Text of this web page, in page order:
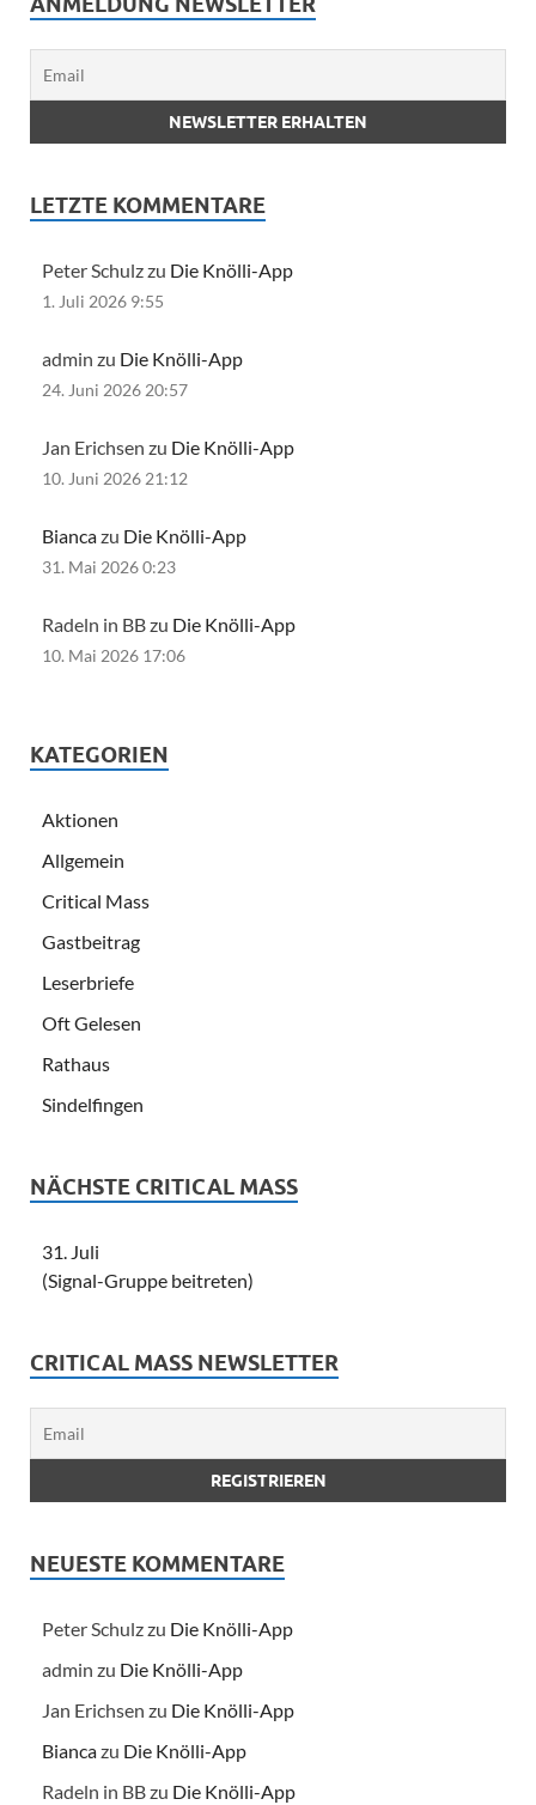
LETZTE KOMMENTARE
Peter Schulz zu Die Knölli-App
1. Juli 2026 9:55
admin zu Die Knölli-App
24. Juni 2026 20:57
Jan Erichsen zu Die Knölli-App
10. Juni 2026 21:12
Biancazu Die Knölli-App
31. Mai 2026 0:23
Radeln in BB zu Die Knölli-App
10. Mai 2026 17:06
KATEGORIEN
Aktionen
Allgemein
Critical Mass
Gastbeitrag
Leserbriefe
Oft Gelesen
Rathaus
Sindelfingen
NÄCHSTE CRITICAL MASS
31. Juli
(Signal-Gruppe beitreten)
CRITICAL MASS NEWSLETTER
NEUESTE KOMMENTARE
Peter Schulzzu Die Knölli-App
admin zu Die Knölli-App
Jan Erichsen zu Die Knölli-App
Biancazu Die Knölli-App
Radeln in BBzu Die Knölli-App